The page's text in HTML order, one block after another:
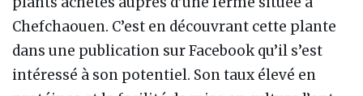
Chefchaouen. C’est en découvrant cette plante
dans une publication sur Facebook qu’il s’est
intéressé à son potentiel. Son taux élevé en